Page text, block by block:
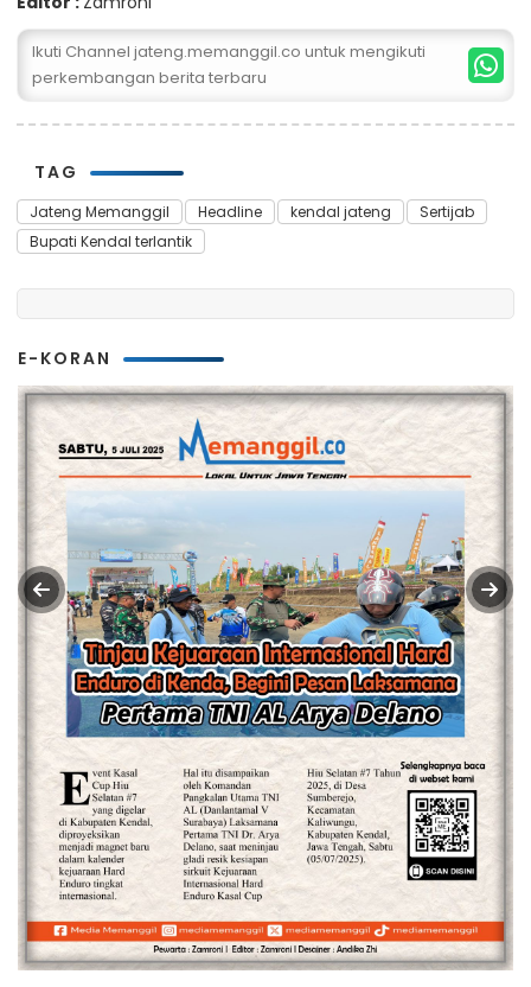
Ikuti Channel jateng.memanggil.co untuk mengikuti
perkembangan berita terbaru
TAG
Jateng Memanggil Headline kendal jateng
Sertijab
Bupati Kendal terlantik
E-KORAN